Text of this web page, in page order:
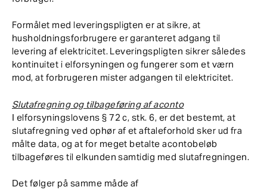
Formålet med leveringspligten er at sikre, at
husholdningsforbrugere er garanteret adgang til
levering af elektricitet. Leveringspligten sikrer således
kontinuitet i elforsyningen og fungerer som et værn
mod, at forbrugeren mister adgangen til elektricitet.
Slutafregning og tilbageføring af aconto
I elforsyningslovens § 72 c, stk. 6, er det bestemt, at
slutafregning ved ophør af et aftaleforhold sker ud fra
målte data, og at for meget betalte acontobeløb
tilbageføres til elkunden samtidig med slutafregningen.
Det følger på samme måde af